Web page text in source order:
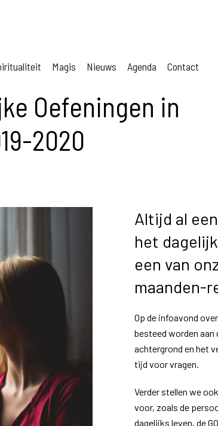
Magis Nieuws Agenda Contact
Oefeningen in
2020
Altijd al
het
een van
maanden-
Op de infoavond
besteed worden aan
achtergrond en het
tijd voor vragen.
Verder stellen we
voor, zoals de
dagelijks leven, de